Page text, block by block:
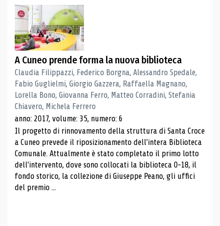
A Cuneo prende forma la nuova biblioteca
Claudia Filippazzi, Federico Borgna, Alessandro Spedale,
Fabio Guglielmi, Giorgio Gazzera, Raffaella Magnano,
Lorella Bono, Giovanna Ferro, Matteo Corradini, Stefania
Chiavero, Michela Ferrero
anno: 2017, volume: 35, numero: 6
Il progetto di rinnovamento della struttura di Santa Croce
a Cuneo prevede il riposizionamento dell'intera Biblioteca
Comunale. Attualmente è stato completato il primo lotto
dell'intervento, dove sono collocati la biblioteca 0-18, il
fondo storico, la collezione di Giuseppe Peano, gli uffici
del premio ...